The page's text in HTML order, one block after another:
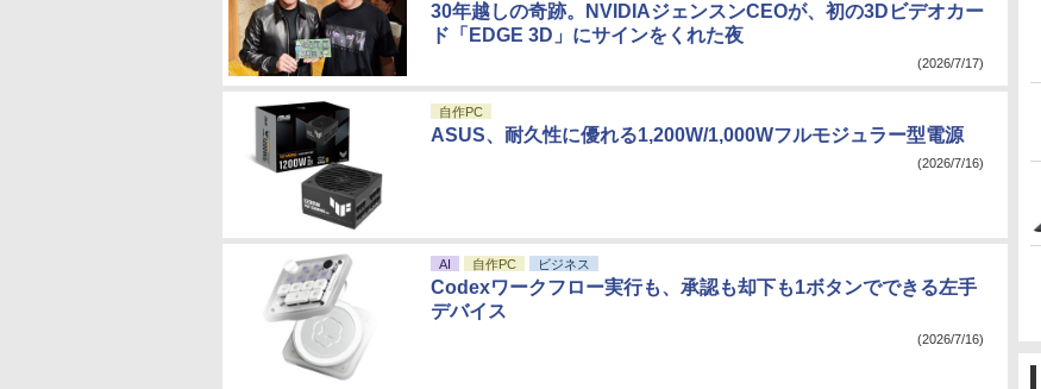
30年越しの奇跡。NVIDIAジェンスンCEOが、初の3Dビデオカー
ド「EDGE 3D」にサインをくれた夜
(2026/7/17)
自作PC
ASUS、耐久性に優れる1,200W/1,000Wフルモジュラー型電源
(2026/7/16)
AI 自作PC ビジネス
Codexワークフロー実行も、承認も却下も1ボタンでできる左手
デバイス
(2026/7/16)